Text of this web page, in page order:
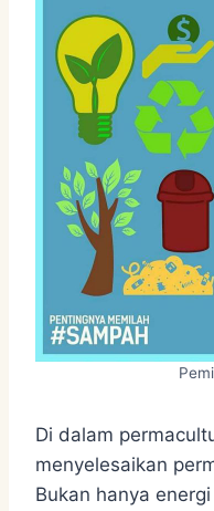
Di dalam
menyelesaikan
Bukan hanya